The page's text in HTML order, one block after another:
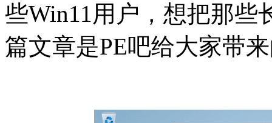
些Win11用户，想把那些
篇文章是PE吧给大家带